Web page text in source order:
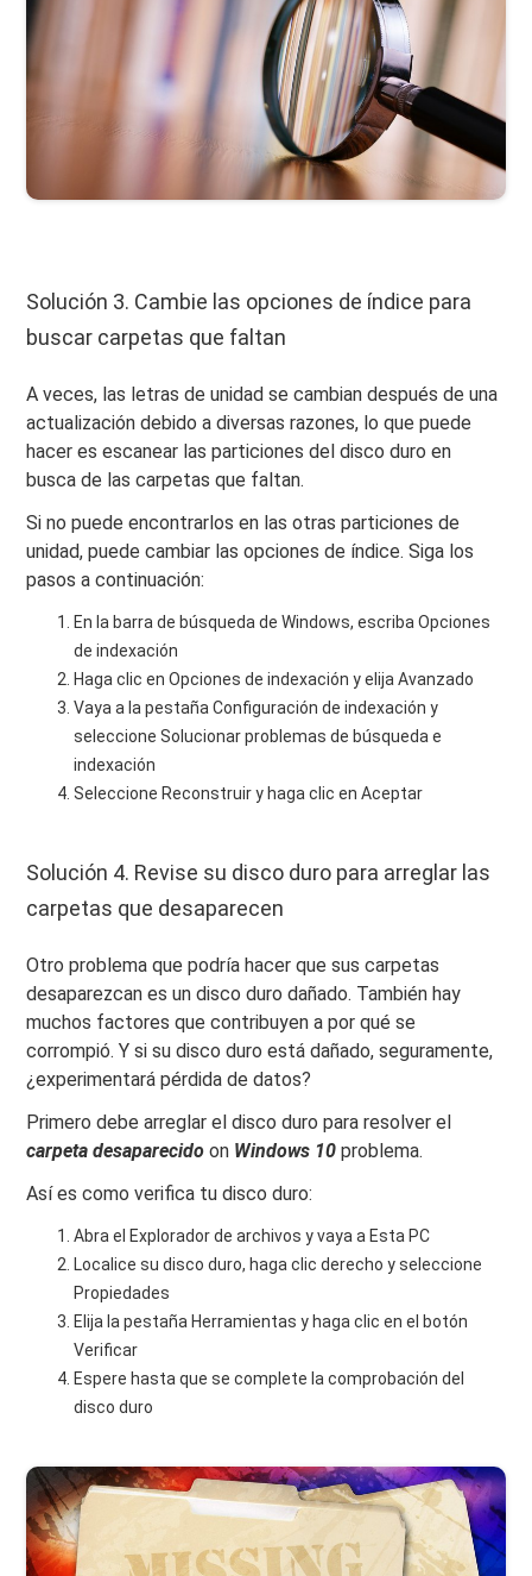
Solución 3. Cambie las opciones de índice para
buscar carpetas que faltan
A veces, las letras de unidad se cambian después de una
actualización debido a diversas razones, lo que puede
hacer es escanear las particiones del disco duro en
busca de las carpetas que faltan.
Si no puede encontrarlos en las otras particiones de
unidad, puede cambiar las opciones de índice. Siga los
pasos a continuación:
En la barra de búsqueda de Windows, escriba Opciones
de indexación
Haga clic en Opciones de indexación y elija Avanzado
Vaya a la pestaña Configuración de indexación y
seleccione Solucionar problemas de búsqueda e
indexación
Seleccione Reconstruir y haga clic en Aceptar
Solución 4. Revise su disco duro para arreglar las
carpetas que desaparecen
Otro problema que podría hacer que sus carpetas
desaparezcan es un disco duro dañado. También hay
muchos factores que contribuyen a por qué se
corrompió. Y si su disco duro está dañado, seguramente,
¿experimentará pérdida de datos?
Primero debe arreglar el disco duro para resolver el
carpeta desaparecido on Windows 10 problema.
Así es como verifica tu disco duro:
Abra el Explorador de archivos y vaya a Esta PC
Localice su disco duro, haga clic derecho y seleccione
Propiedades
Elija la pestaña Herramientas y haga clic en el botón
Verificar
Espere hasta que se complete la comprobación del
disco duro